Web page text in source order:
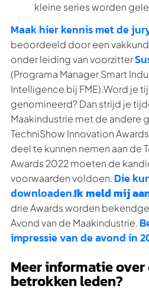
kleine series worden
Maak hier kennis met de
beoordeeld door een
onder leiding van voorzitter
(Programa Manager Smart
Intelligence bij FME).Word je
genomineerd? Dan strijd je
Maakindustrie met de andere
TechniShow Innovation
deel te kunnen nemen aan de
Awards 2022 moeten de
voorwaarden voldoen. Die
downloaden.Ik meld mij
drie Awards worden
Avond van de Maakindustrie.
impressie van de avond in
Meer informatie
betrokken leden?